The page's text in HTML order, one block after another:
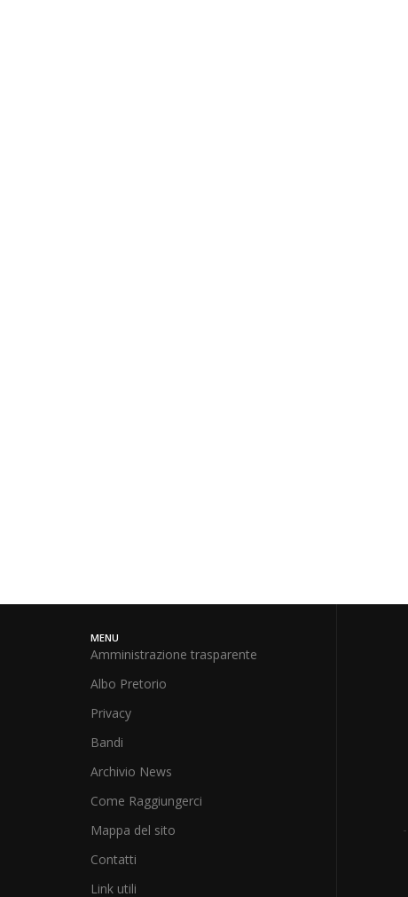
MENU
Amministrazione trasparente
Albo Pretorio
Privacy
Bandi
Archivio News
Come Raggiungerci
Mappa del sito
Contatti
Link utili